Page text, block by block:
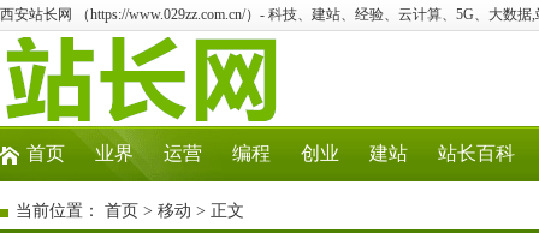
西安站长网 （https://www.029zz.com.cn/）- 科技、建站、经验、云计算、5G、大数据
首页 业界 运营 编程 创业 建站 站长百科
当前位置： 首页 > 移动 > 正文